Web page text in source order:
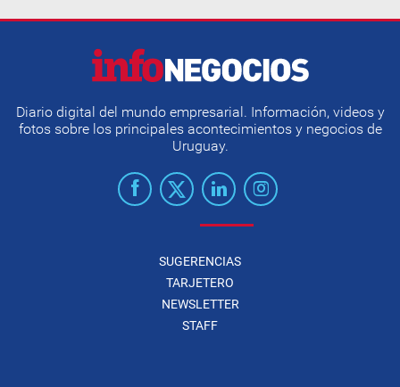
Diario digital del mundo empresarial. Información, videos y
fotos sobre los principales acontecimientos y negocios de
Uruguay.
SUGERENCIAS
TARJETERO
NEWSLETTER
STAFF